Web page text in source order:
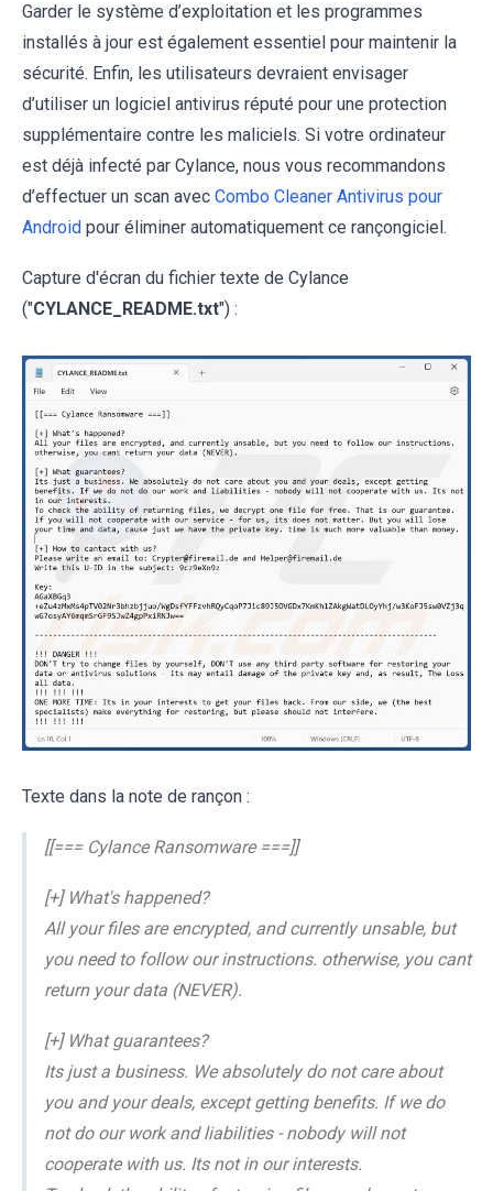
Garder le système d’exploitation et les programmes
installés à jour est également essentiel pour maintenir la
sécurité. Enfin, les utilisateurs devraient envisager
d’utiliser un logiciel antivirus réputé pour une protection
supplémentaire contre les maliciels. Si votre ordinateur
est déjà infecté par Cylance, nous vous recommandons
d’effectuer un scan avec Combo Cleaner Antivirus pour
Android pour éliminer automatiquement ce rançongiciel.
Capture d'écran du fichier texte de Cylance
("CYLANCE_README.txt") :
Texte dans la note de rançon :
[[=== Cylance Ransomware ===]]
[+] What's happened?
All your files are encrypted, and currently unsable, but
you need to follow our instructions. otherwise, you cant
return your data (NEVER).
[+] What guarantees?
Its just a business. We absolutely do not care about
you and your deals, except getting benefits. If we do
not do our work and liabilities - nobody will not
cooperate with us. Its not in our interests.